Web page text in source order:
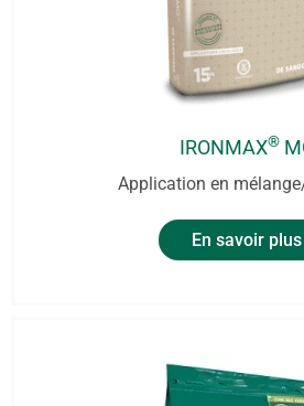
IRONMAX®
Application en
En savoir plus